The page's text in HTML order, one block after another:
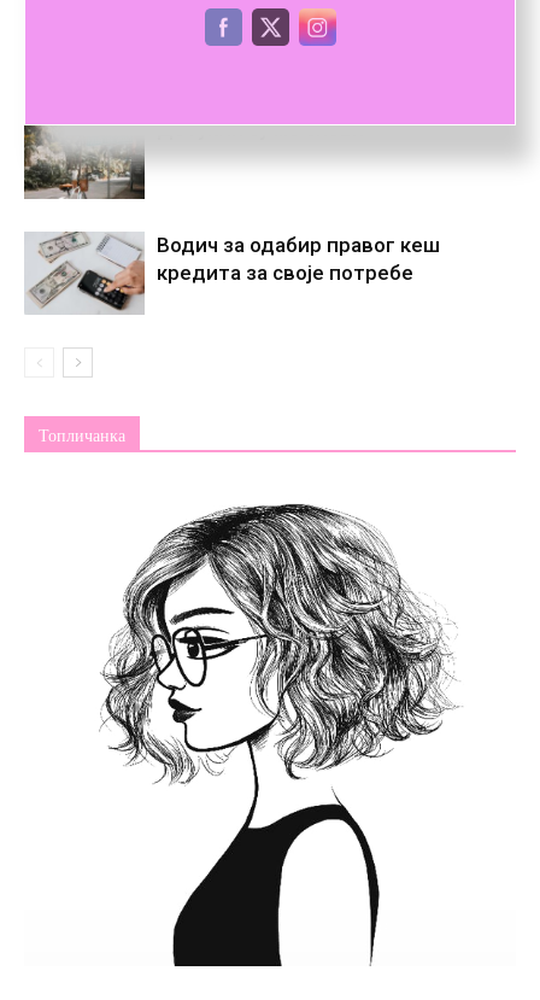
Расветљени злочини – Свако, ко је
нико, једном постане некo
Дотукли су ме снови
Водич за одабир правог кеш
кредита за своје потребе
Топличанка